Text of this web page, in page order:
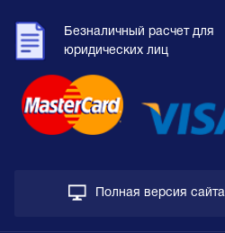
Безналичный расчет для
юридических лиц
Полная версия сайта